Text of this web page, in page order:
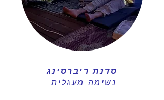
סדנת ריברסינג
נשימה מעגלית